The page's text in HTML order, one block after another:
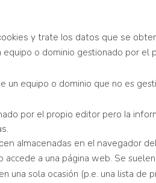
y trate los datos que se
o dominio gestionado por
un equipo o dominio que no es
por el propio editor pero la
almacenadas en el navegador
a una página web. Se
una sola ocasión (p.e. una lista de